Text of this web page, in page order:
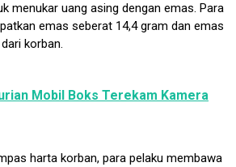
menukar uang asing dengan emas. Para
emas seberat 14,4 gram dan emas
korban.
Mobil Boks Terekam Kamera
harta korban, para pelaku membawa